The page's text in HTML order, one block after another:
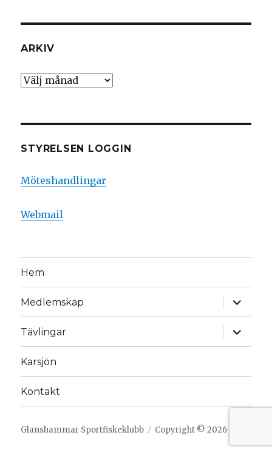
ARKIV
Arkiv
STYRELSEN LOGGIN
Möteshandlingar
Webmail
Hem
Medlemskap
Tävlingar
Karsjön
Kontakt
Glanshammar Sportfiskeklubb Copyright © 2026